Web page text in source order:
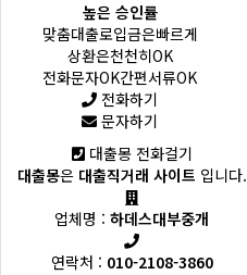
높은 승인률
맞춤대출로입금은빠르게
상환은천천히OK
전화문자OK간편서류OK
전화하기
문자하기
대출몽 전화걸기
대출몽은 대출직거래 사이트 입니다.
업체명 : 하데스대부중개
연락처 : 010-2108-3860